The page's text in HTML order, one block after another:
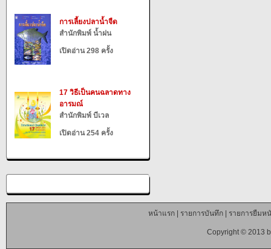
การเลี้ยงปลาน้ำจืด
สำนักพิมพ์ น้ำฝน
เปิดอ่าน 298 ครั้ง
17 วิธีเป็นคนฉลาดทาง
อารมณ์
สำนักพิมพ์ บีเวล
เปิดอ่าน 254 ครั้ง
หน้าแรก| รายการบันทึก| รายการยืมห
Copyright © 2013